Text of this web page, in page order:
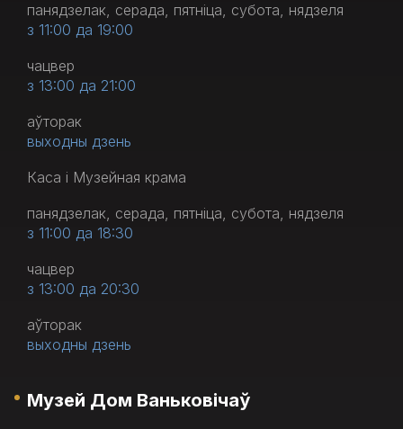
панядзелак, серада, пятніца, субота, нядзеля
з 11:00 да 19:00
чацвер
з 13:00 да 21:00
аўторак
выходны дзень
Каса і Музейная крама
панядзелак, серада, пятніца, субота, нядзеля
з 11:00 да 18:30
чацвер
з 13:00 да 20:30
аўторак
выходны дзень
Музей Дом Ваньковічаў